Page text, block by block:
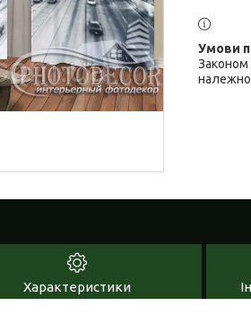
Законом
Характеристики